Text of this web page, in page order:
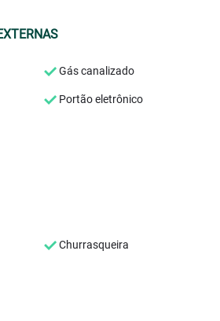
Gás canalizado
Portão eletrônico
Churrasqueira